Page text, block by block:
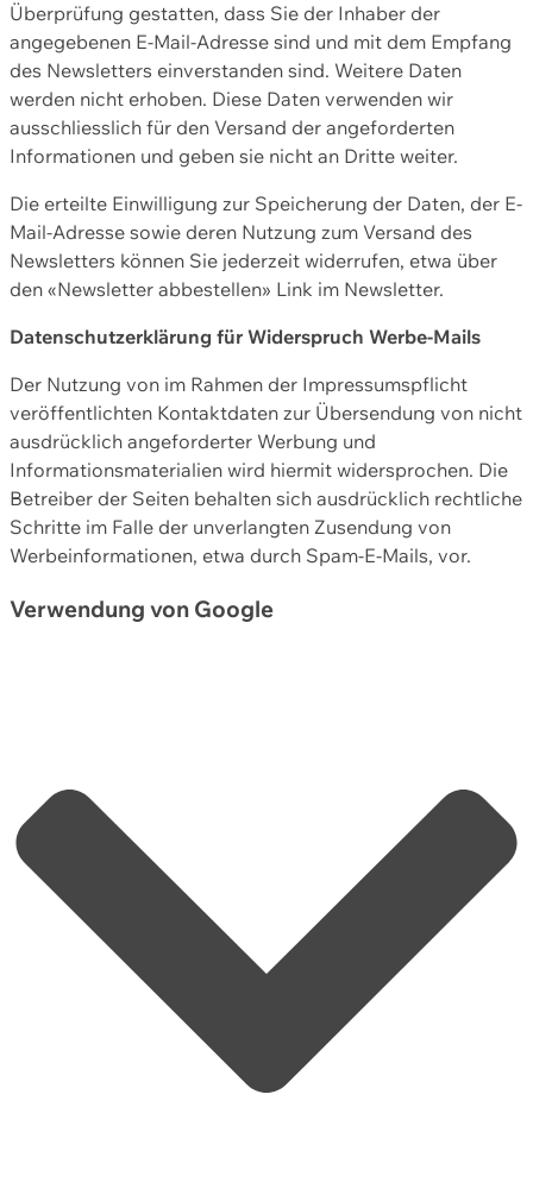
Überprüfung gestatten, dass Sie der Inhaber der
angegebenen E-Mail-Adresse sind und mit dem Empfang
des Newsletters einverstanden sind. Weitere Daten
werden nicht erhoben. Diese Daten verwenden wir
ausschliesslich für den Versand der angeforderten
Informationen und geben sie nicht an Dritte weiter.
Die erteilte Einwilligung zur Speicherung der Daten, der E-
Mail-Adresse sowie deren Nutzung zum Versand des
Newsletters können Sie jederzeit widerrufen, etwa über
den «Newsletter abbestellen» Link im Newsletter.
Datenschutzerklärung für Widerspruch Werbe-Mails
Der Nutzung von im Rahmen der Impressumspflicht
veröffentlichten Kontaktdaten zur Übersendung von nicht
ausdrücklich angeforderter Werbung und
Informationsmaterialien wird hiermit widersprochen. Die
Betreiber der Seiten behalten sich ausdrücklich rechtliche
Schritte im Falle der unverlangten Zusendung von
Werbeinformationen, etwa durch Spam-E-Mails, vor.
Verwendung von Google